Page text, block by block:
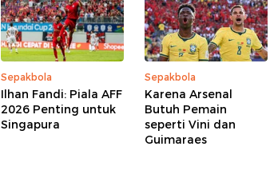
Sepakbola
Ilhan Fandi: Piala AFF
2026 Penting untuk
Singapura
Sepakbola
Karena Arsenal
Butuh Pemain
seperti Vini dan
Guimaraes